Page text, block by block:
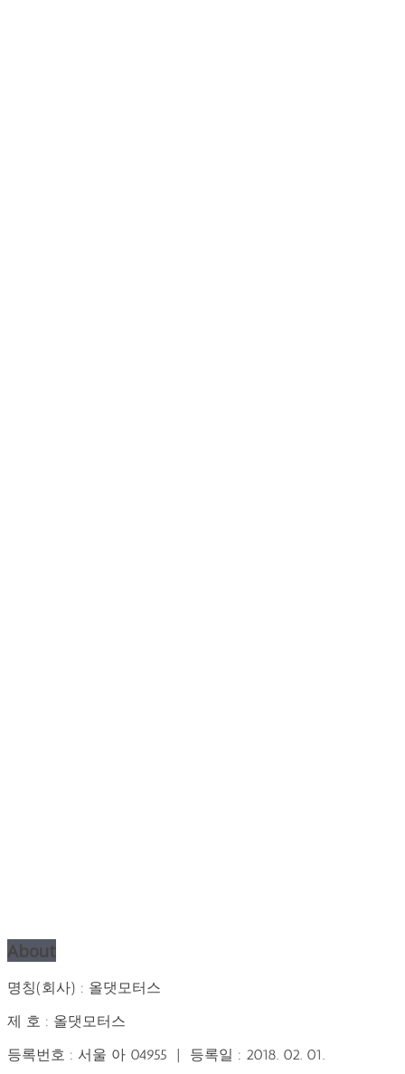
About
명칭(회사) : 올댓모터스
제 호 : 올댓모터스
등록번호 : 서울 아 04955 | 등록일 : 2018. 02. 01.